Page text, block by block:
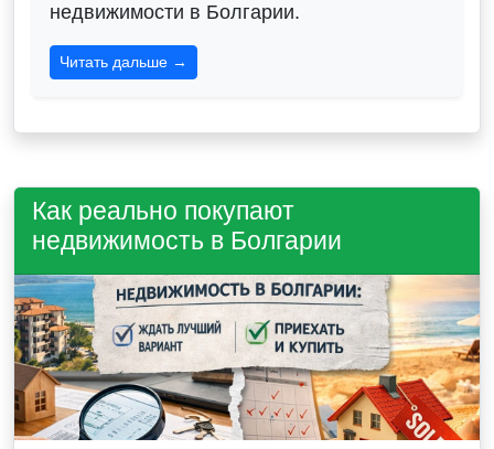
недвижимости в Болгарии.
Читать дальше →
Как реально покупают
недвижимость в Болгарии